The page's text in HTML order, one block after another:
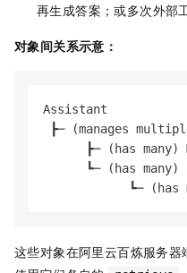
再生成答案；或多次外部
对象间关系示意：
Assistant
┣─ (manages
┣─ (has many)
┗─ (has many)
┗─ (has
这些对象在阿里云百炼服务器